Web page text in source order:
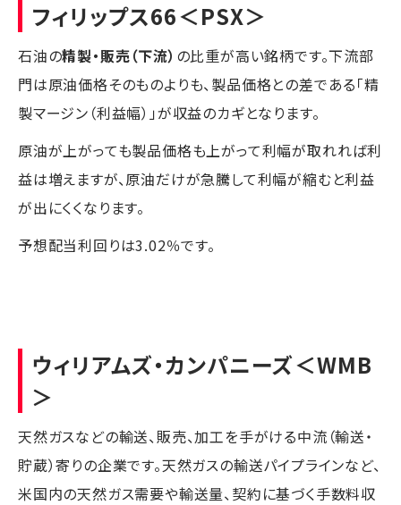
フィリップス66＜PSX＞
石油の精製・販売（下流） の比重が高い銘柄です。下流部
門は原油価格そのものよりも、製品価格との差である「精
製マージン（利益幅）」が収益のカギとなります。
原油が上がっても製品価格も上がって利幅が取れれば利
益は増えますが、原油だけが急騰して利幅が縮むと利益
が出にくくなります。
予想配当利回りは3.02％です。
ウィリアムズ・カンパニーズ＜WMB
＞
天然ガスなどの輸送、販売、加工を手がける中流（輸送・
貯蔵）寄りの企業です。天然ガスの輸送パイプラインなど、
米国内の天然ガス需要や輸送量、契約に基づく手数料収